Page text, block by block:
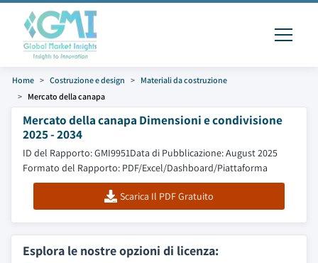
Home Costruzione e design
Materiali da costruzione
Mercato della canapa
Mercato della canapa Dimensioni e condivisione
2025 - 2034
ID del Rapporto: GMI9951Data di Pubblicazione: August 2025
Formato del Rapporto: PDF/Excel/Dashboard/Piattaforma
Scarica Il PDF Gratuito
Esplora le nostre opzioni di licenza: